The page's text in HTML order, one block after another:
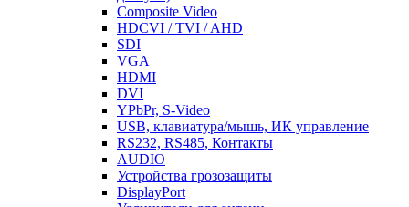
Composite Video
HDCVI / TVI / AHD
SDI
VGA
HDMI
DVI
YPbPr, S-Video
USB, клавиатура/мышь, ИК управление
RS232, RS485, Контакты
AUDIO
Устройства грозозащиты
DisplayPort